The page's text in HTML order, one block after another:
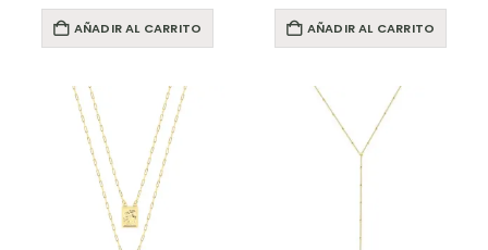
AÑADIR AL CARRITO AÑADIR AL CARRITO